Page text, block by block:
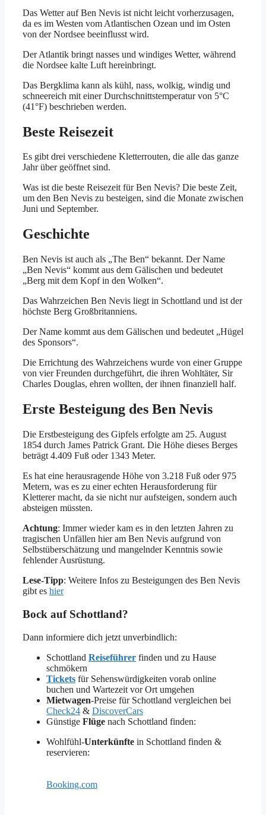
Das Wetter auf Ben Nevis ist nicht leicht vorherzusagen,
da es im Westen vom Atlantischen Ozean und im Osten
von der Nordsee beeinflusst wird.
Der Atlantik bringt nasses und windiges Wetter, während
die Nordsee kalte Luft hereinbringt.
Das Bergklima kann als kühl, nass, wolkig, windig und
schneereich mit einer Durchschnittstemperatur von 5°C
(41°F) beschrieben werden.
Beste Reisezeit
Es gibt drei verschiedene Kletterrouten, die alle das ganze
Jahr über geöffnet sind.
Was ist die beste Reisezeit für Ben Nevis? Die beste Zeit,
um den Ben Nevis zu besteigen, sind die Monate zwischen
Juni und September.
Geschichte
Ben Nevis ist auch als „The Ben“ bekannt. Der Name
„Ben Nevis“ kommt aus dem Gälischen und bedeutet
„Berg mit dem Kopf in den Wolken“.
Das Wahrzeichen Ben Nevis liegt in Schottland und ist der
höchste Berg Großbritanniens.
Der Name kommt aus dem Gälischen und bedeutet „Hügel
des Sponsors“.
Die Errichtung des Wahrzeichens wurde von einer Gruppe
von vier Freunden durchgeführt, die ihren Wohltäter, Sir
Charles Douglas, ehren wollten, der ihnen finanziell half.
Erste Besteigung des Ben Nevis
Die Erstbesteigung des Gipfels erfolgte am 25. August
1854 durch James Patrick Grant. Die Höhe dieses Berges
beträgt 4.409 Fuß oder 1343 Meter.
Es hat eine herausragende Höhe von 3.218 Fuß oder 975
Metern, was es zu einer echten Herausforderung für
Kletterer macht, da sie nicht nur aufsteigen, sondern auch
absteigen müssten.
Achtung: Immer wieder kam es in den letzten Jahren zu
tragischen Unfällen hier am Ben Nevis aufgrund von
Selbstüberschätzung und mangelnder Kenntnis sowie
fehlender Ausrüstung.
Lese-Tipp: Weitere Infos zu Besteigungen des Ben Nevis
gibt es hier
Bock auf Schottland?
Dann informiere dich jetzt unverbindlich:
Schottland Reiseführer finden und zu Hause
schmökern
Tickets für Sehenswürdigkeiten vorab online
buchen und Wartezeit vor Ort umgehen
Mietwagen-Preise für Schottland vergleichen bei
Check24 & DiscoverCars
Günstige Flüge nach Schottland finden:
Wohlfühl-Unterkünfte in Schottland finden &
reservieren:
Booking.com